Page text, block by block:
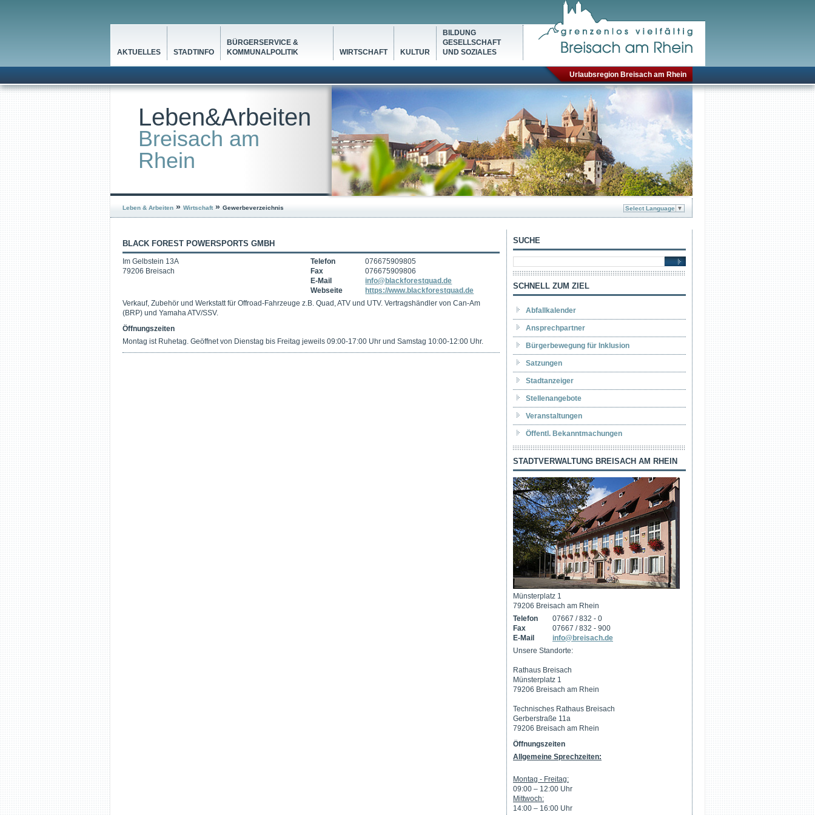
AKTUELLES STADTINFO
BÜRGERSERVICE &
KOMMUNALPOLITIK
WIRTSCHAFT KULTUR
BILDUNG
GESELLSCHAFT
UND SOZIALES
Urlaubsregion Breisach am Rhein
Leben&Arbeiten
Breisach am
Rhein
Leben & Arbeiten » Wirtschaft» Gewerbeverzeichnis Select Language ▼
BLACK FOREST POWERSPORTS GMBH
Im Gelbstein 13A
79206 Breisach
Telefon
076675909805
Fax
076675909806
E-Mail
info@blackforestquad.de
Webseite
https://www.blackforestquad.de
Verkauf, Zubehör und Werkstatt für Offroad-Fahrzeuge z.B. Quad, ATV und UTV. Vertragshändler von Can-Am
(BRP) und Yamaha ATV/SSV.
Öffnungszeiten
Montag ist Ruhetag. Geöffnet von Dienstag bis Freitag jeweils 09:00-17:00 Uhr und Samstag 10:00-12:00 Uhr.
SUCHE
SCHNELL ZUM ZIEL
Abfallkalender
Ansprechpartner
Bürgerbewegung für Inklusion
Satzungen
Stadtanzeiger
Stellenangebote
Veranstaltungen
Öffentl. Bekanntmachungen
STADTVERWALTUNG BREISACH AM RHEIN
Münsterplatz 1
79206 Breisach am Rhein
Telefon
07667 / 832 - 0
Fax
07667 / 832 - 900
E-Mail
info@breisach.de
Unsere Standorte:
Rathaus Breisach
Münsterplatz 1
79206 Breisach am Rhein
Technisches Rathaus Breisach
Gerberstraße 11a
79206 Breisach am Rhein
Öffnungszeiten
Allgemeine Sprechzeiten:
Montag - Freitag:
09:00 – 12:00 Uhr
Mittwoch:
14:00 – 16:00 Uhr